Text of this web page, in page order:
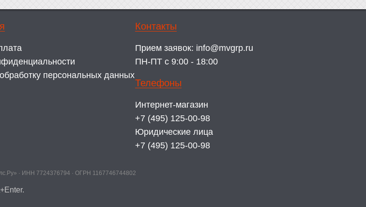
персональных данных
Контакты
Прием заявок: info@mvgrp.ru
ПН-ПТ с 9:00 - 18:00
Телефоны
Интернет-магазин
+7 (495) 125-00-98
Юридические лица
+7 (495) 125-00-98
· ИНН 7724376794 · ОГРН 1167746744802